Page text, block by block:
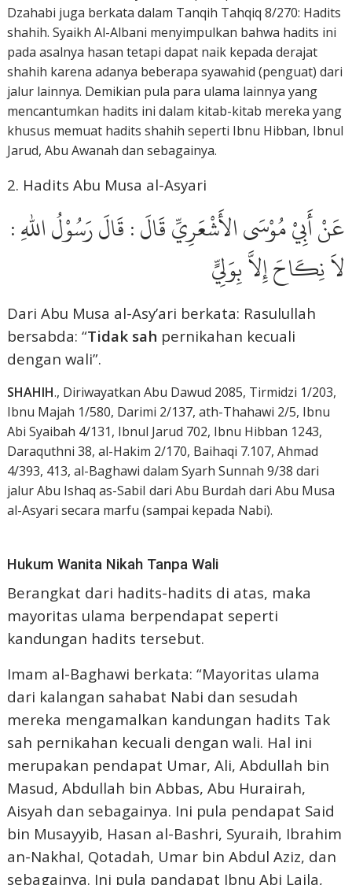
Dzahabi juga berkata dalam Tanqih Tahqiq 8/270: Hadits
shahih. Syaikh Al-Albani menyimpulkan bahwa hadits ini
pada asalnya hasan tetapi dapat naik kepada derajat
shahih karena adanya beberapa syawahid (penguat) dari
jalur lainnya. Demikian pula para ulama lainnya yang
mencantumkan hadits ini dalam kitab-kitab mereka yang
khusus memuat hadits shahih seperti Ibnu Hibban, Ibnul
Jarud, Abu Awanah dan sebagainya.
2. Hadits Abu Musa al-Asyari
عَنْ أَبِيْ مُوْسَى الأَشْعَرِيِّ قَالَ : قَالَ رَسُوْلُ اللهِ :
لاَ نِكَاحَ إِلاَّ بِوَلِيٍّ
Dari Abu Musa al-Asy’ari berkata: Rasulullah
bersabda: “Tidak sah pernikahan kecuali
dengan wali”.
SHAHIH., Diriwayatkan Abu Dawud 2085, Tirmidzi 1/203,
Ibnu Majah 1/580, Darimi 2/137, ath-Thahawi 2/5, Ibnu
Abi Syaibah 4/131, Ibnul Jarud 702, Ibnu Hibban 1243,
Daraquthni 38, al-Hakim 2/170, Baihaqi 7.107, Ahmad
4/393, 413, al-Baghawi dalam Syarh Sunnah 9/38 dari
jalur Abu Ishaq as-SabiI dari Abu Burdah dari Abu Musa
al-Asyari secara marfu (sampai kepada Nabi).
Hukum Wanita Nikah Tanpa Wali
Berangkat dari hadits-hadits di atas, maka
mayoritas ulama berpendapat seperti
kandungan hadits tersebut.
Imam al-Baghawi berkata: “Mayoritas ulama
dari kalangan sahabat Nabi dan sesudah
mereka mengamalkan kandungan hadits Tak
sah pernikahan kecuali dengan wali. Hal ini
merupakan pendapat Umar, Ali, Abdullah bin
Masud, Abdullah bin Abbas, Abu Hurairah,
Aisyah dan sebagainya. Ini pula pendapat Said
bin Musayyib, Hasan al-Bashri, Syuraih, Ibrahim
an-NakhaI, Qotadah, Umar bin Abdul Aziz, dan
sebagainya. Ini pula pandapat Ibnu Abi Laila,